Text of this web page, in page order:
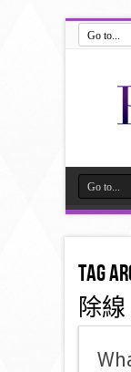
Tag
除線